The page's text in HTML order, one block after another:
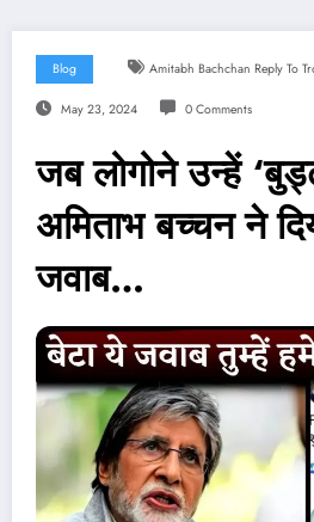
Blog Amitabh Bachchan Reply To
May 23, 2024 0 Comments
जब लोगोने उन्हें
अमिताभ बच्चन ने
जवाब…